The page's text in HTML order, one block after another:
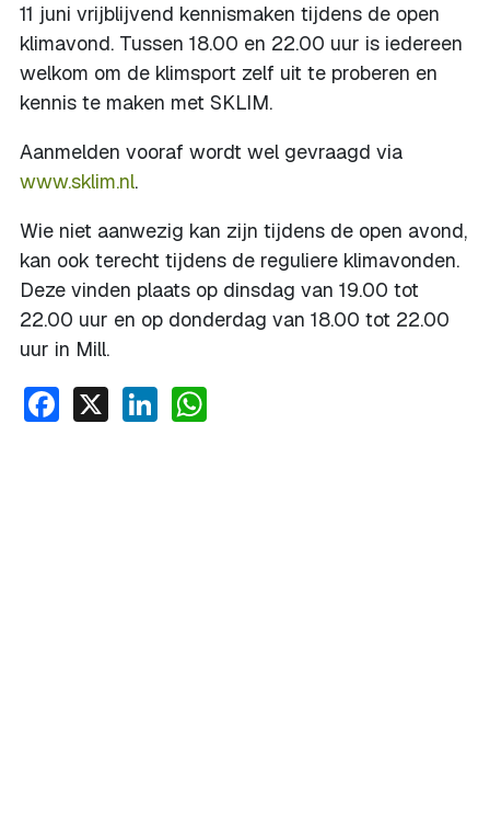
11 juni vrijblijvend kennismaken tijdens de open
klimavond. Tussen 18.00 en 22.00 uur is iedereen
welkom om de klimsport zelf uit te proberen en
kennis te maken met SKLIM.
Aanmelden vooraf wordt wel gevraagd via
www.sklim.nl.
Wie niet aanwezig kan zijn tijdens de open avond,
kan ook terecht tijdens de reguliere klimavonden.
Deze vinden plaats op dinsdag van 19.00 tot
22.00 uur en op donderdag van 18.00 tot 22.00
uur in Mill.
Facebook
X LinkedIn